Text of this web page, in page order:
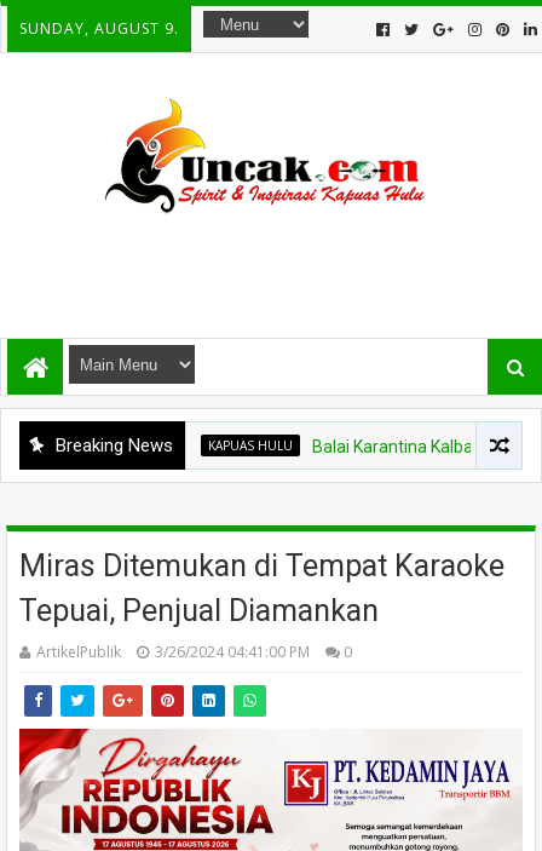
SUNDAY, AUGUST 9.
Breaking NewsKAPUAS HULU Balai Karantina Kalbar Tinjau Jalur
Miras Ditemukan di Tempat Karaoke
Tepuai, Penjual Diamankan
ArtikelPublik 3/26/2024 04:41:00 PM 0